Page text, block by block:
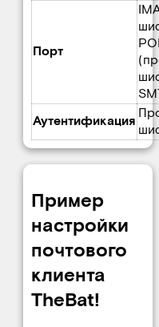
Порт
Аутентификация
Пример
настройки
почтового
клиента
TheBat!